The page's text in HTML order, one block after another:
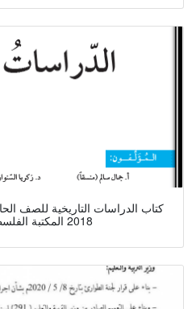
2018 المكتبة الفلسطينية الشاملة